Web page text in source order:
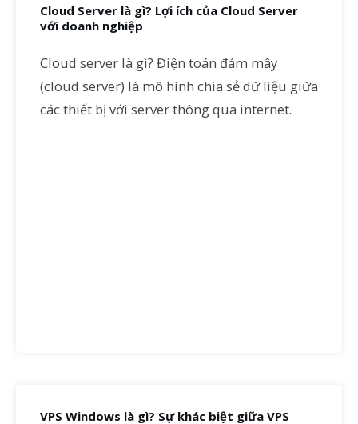
Cloud Server là gì? Lợi ích của Cloud Server
với doanh nghiệp
Cloud server là gì? Điện toán đám mây
(cloud server) là mô hình chia sẻ dữ liệu giữa
các thiết bị với server thông qua internet.
VPS Windows là gì? Sự khác biệt giữa VPS